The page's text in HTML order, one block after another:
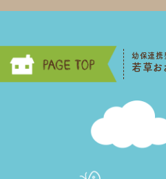
幼保連携
若草お